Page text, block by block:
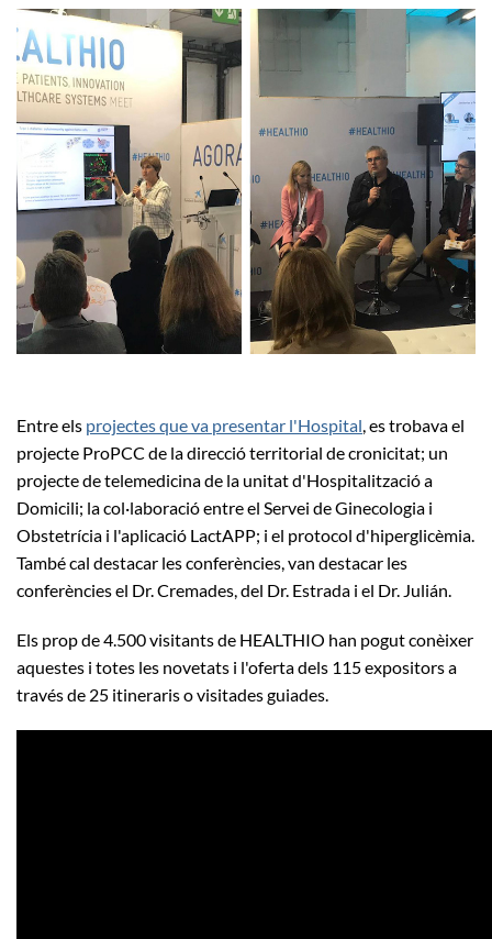
Entre els projectes que va presentar l'Hospital, es trobava el
projecte ProPCC de la direcció territorial de cronicitat; un
projecte de telemedicina de la unitat d'Hospitalització a
Domicili; la col·laboració entre el Servei de Ginecologia i
Obstetrícia i l'aplicació LactAPP; i el protocol d'hiperglicèmia.
També cal destacar les conferències, van destacar les
conferències el Dr. Cremades, del Dr. Estrada i el Dr. Julián.
Els prop de 4.500 visitants de HEALTHIO han pogut conèixer
aquestes i totes les novetats i l'oferta dels 115 expositors a
través de 25 itineraris o visitades guiades.